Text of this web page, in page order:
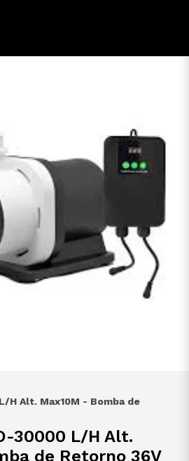
H Alt. Max10M - Bomba de
30000 L/H Alt.
de Retorno 36V